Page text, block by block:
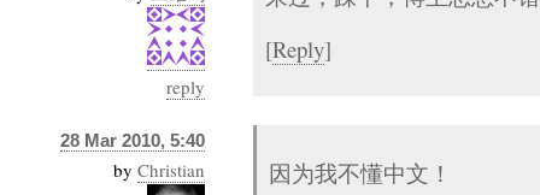
reply
[Reply]
28 Mar 2010, 5:40
by Christian
因为我不懂中文！